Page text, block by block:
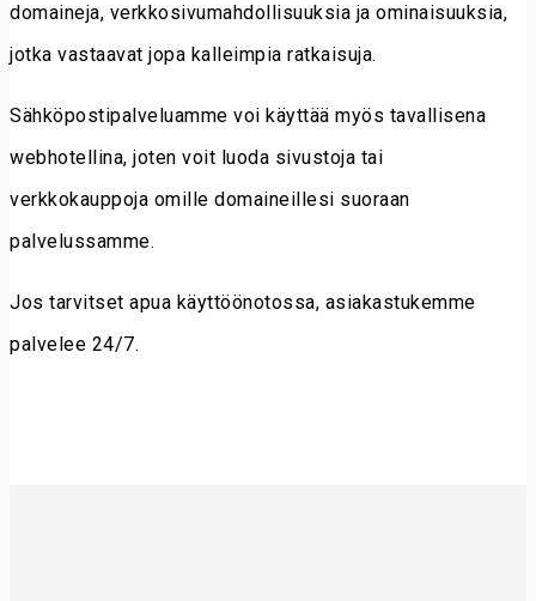
domaineja, verkkosivumahdollisuuksia ja ominaisuuksia,
jotka vastaavat jopa kalleimpia ratkaisuja.
Sähköpostipalveluamme voi käyttää myös tavallisena
webhotellina, joten voit luoda sivustoja tai
verkkokauppoja omille domaineillesi suoraan
palvelussamme.
Jos tarvitset apua käyttöönotossa, asiakastukemme
palvelee 24/7.